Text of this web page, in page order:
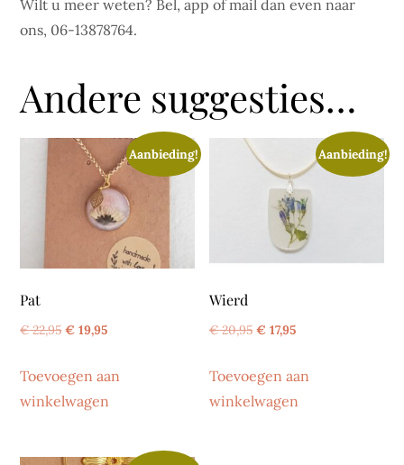
Wilt u meer weten? Bel, app of mail dan even naar
ons, 06-13878764.
Andere suggesties…
Aanbieding!
Pat
€22,95Oorspronkelijke
was:
€ 22,95.
€ 19,95Huidige
is:
€ 19,95.
Toevoegen aan
winkelwagen
Aanbieding!
Wierd
€20,95 Oorspronkelijke
was:
€ 20,95.
€ 17,95Huidige
is:
€ 17,95.
Toevoegen aan
winkelwagen